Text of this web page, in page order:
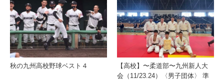
秋の九州高校野球ベスト４
【高校】〜柔道部〜九州新人大
会（11/23.24）〈男子団体〉 準